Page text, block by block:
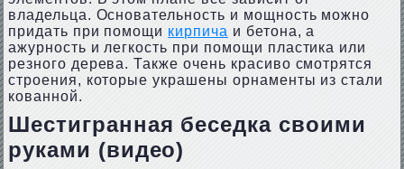
владельца. Основательность и мощность можно
придать при помощи кирпича и бетона, а
ажурность и легкость при помощи пластика или
резного дерева. Также очень красиво смотрятся
строения, которые украшены орнаменты из стали
кованной.
Шестигранная беседка своими
руками (видео)